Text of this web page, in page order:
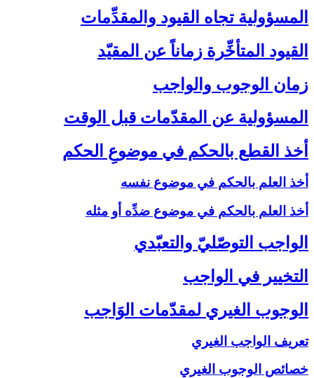
المسؤولية تجاه القيود والمقدِّمات‏
القيود المتأخِّرة زماناً عن المقيّد
زمان الوجوب والواجب‏
المسؤولية عن المقدّمات قبل الوقت‏
أخذ القطع بالحكم في موضوعِ الحكم‏
أخذ العلم بالحكم في موضوع نفسه
أخذ العلم بالحكم في موضوع ضدِّه أو مثله
الواجب التوصّليّ والتعبّدي‏
التخيير في الواجب‏
الوجوب الغيري لمقدّمات الوَاجب‏
تعريف الواجب الغيري
خصائص الوجوب الغيري